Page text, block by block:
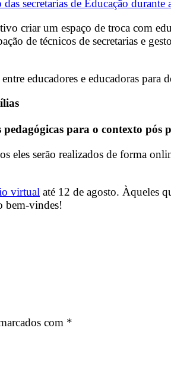
secretarias de Educação durante
criar um espaço de troca com
de técnicos de secretarias e
educadores e educadoras para
para o contexto pós
eles serão realizados de forma
virtual até 12 de agosto. Àqueles
bem-vindes!
com *